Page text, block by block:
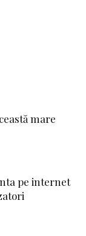
mare
pe internet